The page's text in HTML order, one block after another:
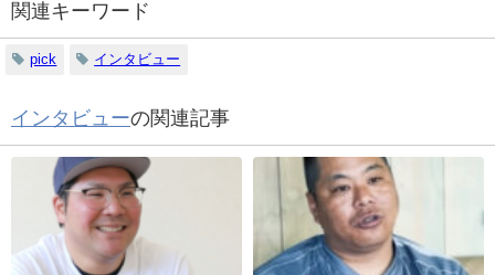
関連キーワード
pick インタビュー
インタビューの関連記事